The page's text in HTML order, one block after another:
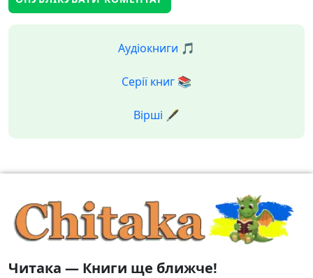
Аудіокниги 🎵
Серії книг 📚
Вірші 🖋️
Читака — Книги ще ближче!